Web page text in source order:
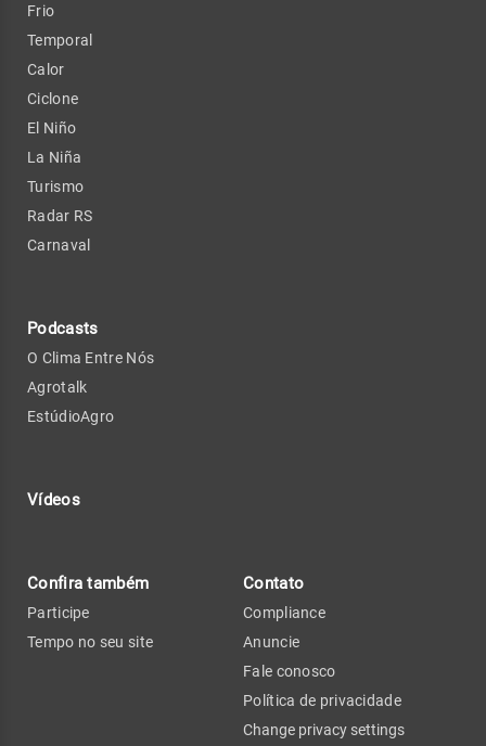
Frio
Temporal
Calor
Ciclone
El Niño
La Niña
Turismo
Radar RS
Carnaval
Podcasts
O Clima Entre Nós
Agrotalk
EstúdioAgro
Vídeos
Confira também
Participe
Tempo no seu site
Contato
Compliance
Anuncie
Fale conosco
Política de privacidade
Change privacy settings